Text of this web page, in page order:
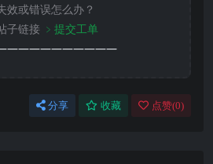
效或错误怎么办？
子链接 ﹥提交工单
分享 收藏 点赞(0)